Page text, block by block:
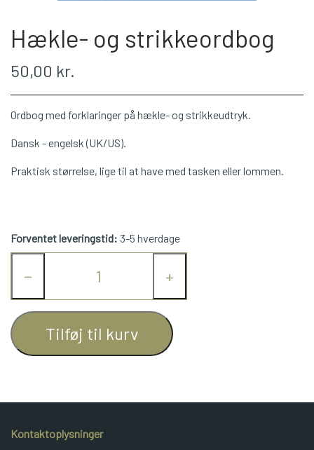
1 CLASS
BOMULD 8/4
KNITPRO
OPSKRIFTER
Hækle- og strikkeordbog
50,00 kr.
Ordbog med forklaringer på hækle- og strikkeudtryk.
Dansk - engelsk (UK/US).
Praktisk størrelse, lige til at have med tasken eller lommen.
Forventet leveringstid: 3-5 hverdage
− +
Tilføj til kurv
Kontaktoplysninger